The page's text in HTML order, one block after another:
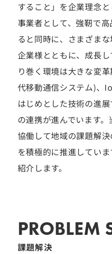
すること」を企業理念
事業者として、強靭で
ると同時に、さまざま
企業様とともに、成長
り巻く環境は大きな変
代移動通信システム)、
はじめとした技術の進
の連携が進んでいます
協働して地域の課題解
を積極的に推進してい
紹介します。
PROBLEM
課題解決